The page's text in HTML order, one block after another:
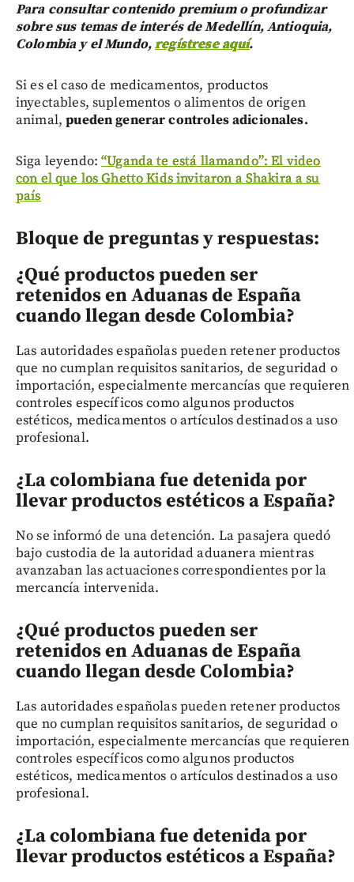
Para consultar contenido premium o profundizar
sobre sus temas de interés de Medellín, Antioquia,
Colombia y el Mundo,regístrese aquí.
Si es el caso de medicamentos, productos
inyectables, suplementos o alimentos de origen
animal,pueden generar controles adicionales.
Siga leyendo:“Uganda te está llamando”: El video
con el que los Ghetto Kids invitaron a Shakira a su
país
Bloque de preguntas y respuestas:
¿Qué productos pueden ser
retenidos en Aduanas de España
cuando llegan desde Colombia?
Las autoridades españolas pueden retener productos
que no cumplan requisitos sanitarios, de seguridad o
importación, especialmente mercancías que requieren
controles específicos como algunos productos
estéticos, medicamentos o artículos destinados a uso
profesional.
¿La colombiana fue detenida por
llevar productos estéticos a España?
No se informó de una detención. La pasajera quedó
bajo custodia de la autoridad aduanera mientras
avanzaban las actuaciones correspondientes por la
mercancía intervenida.
¿Qué productos pueden ser
retenidos en Aduanas de España
cuando llegan desde Colombia?
Las autoridades españolas pueden retener productos
que no cumplan requisitos sanitarios, de seguridad o
importación, especialmente mercancías que requieren
controles específicos como algunos productos
estéticos, medicamentos o artículos destinados a uso
profesional.
¿La colombiana fue detenida por
llevar productos estéticos a España?